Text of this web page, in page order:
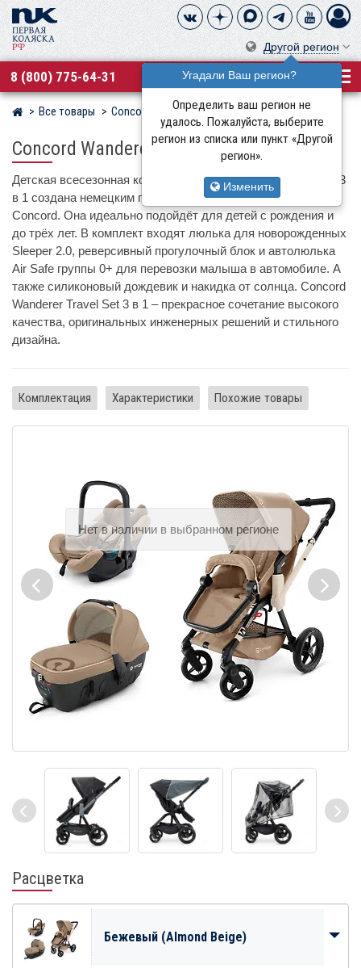
Другой регион
Угадали Ваш регион?
Определить ваш регион не
удалось. Пожалуйста, выберите
регион из списка или пункт «Другой
регион».
Изменить
8 (800) 775-64-31
Магазин детских колясок
Все товары Concord
Concord Wanderer Travel Set
Детская всесезонная коляска Concord Wanderer Travel Set 3
в 1 создана немецким производителем детских товаров
Concord. Она идеально подойдёт для детей с рождения и
до трёх лет. В комплект входят люлька для новорожденных
Sleeper 2.0, реверсивный прогулочный блок и автолюлька
Air Safe группы 0+ для перевозки малыша в автомобиле. А
также силиконовый дождевик и накидка от солнца. Concord
Wanderer Travel Set 3 в 1 – прекрасное сочетание высокого
качества, оригинальных инженерных решений и стильного
дизайна.
Комплектация Характеристики Похожие товары
Расцветка
Бежевый (Almond Beige)